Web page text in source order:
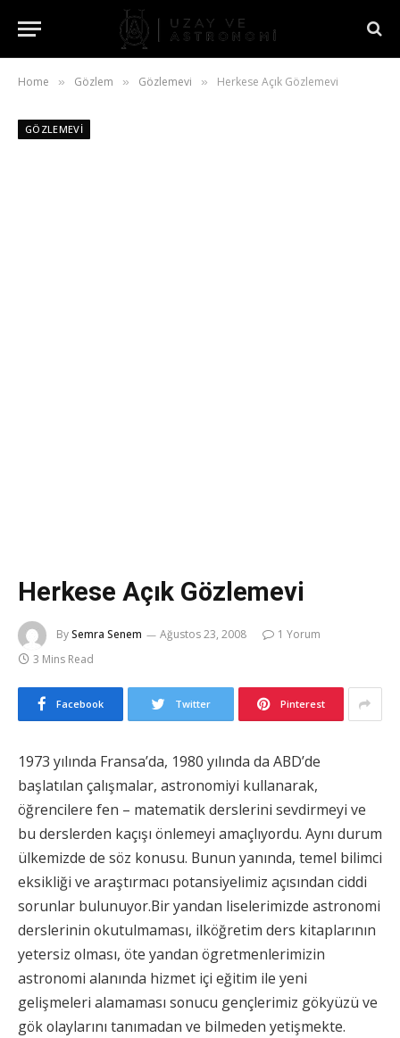
Home » Gözlem » Gözlemevi » Herkese Açık Gözlemevi
GÖZLEMEVI
Herkese Açık Gözlemevi
BySemra Senem Ağustos 23, 2008
1 Yorum
3 Mins Read
Facebook Twitter Pinterest
1973 yılında Fransa’da, 1980 yılında da ABD’de
başlatılan çalışmalar, astronomiyi kullanarak,
öğrencilere fen – matematik derslerini sevdirmeyi ve
bu derslerden kaçışı önlemeyi amaçlıyordu. Aynı durum
ülkemizde de söz konusu. Bunun yanında, temel bilimci
eksikliği ve araştırmacı potansiyelimiz açısından ciddi
sorunlar bulunuyor.Bir yandan liselerimizde astronomi
derslerinin okutulmaması, ilköğretim ders kitaplarının
yetersiz olması, öte yandan ögretmenlerimizin
astronomi alanında hizmet içi eğitim ile yeni
gelişmeleri alamaması sonucu gençlerimiz gökyüzü ve
gök olaylarını tanımadan ve bilmeden yetişmekte.